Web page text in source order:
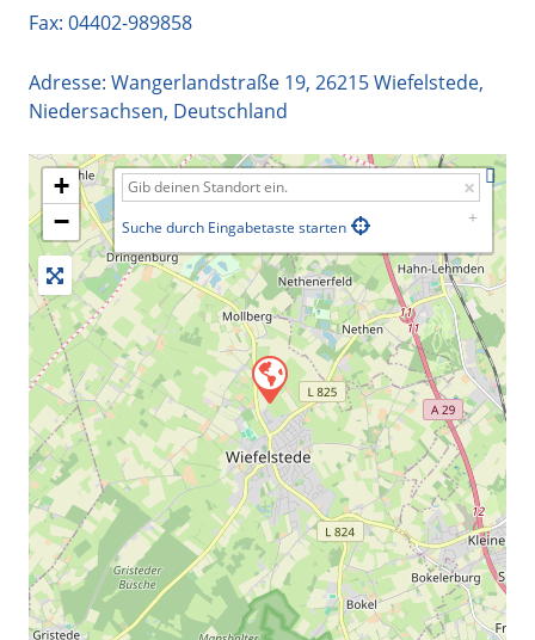
Fax: 04402-989858
Adresse: Wangerlandstraße 19, 26215Wiefelstede,
Niedersachsen, Deutschland
+
−
Suche durch Eingabetaste starten